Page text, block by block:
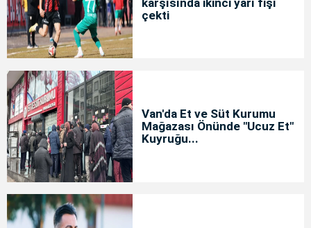
çekti
Van'da Et ve Süt Kurumu
Mağazası Önünde "Ucuz Et"
Kuyruğu...